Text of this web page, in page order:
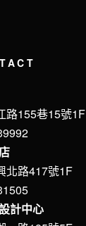
路155巷15號1F
北路417號1F
計中心